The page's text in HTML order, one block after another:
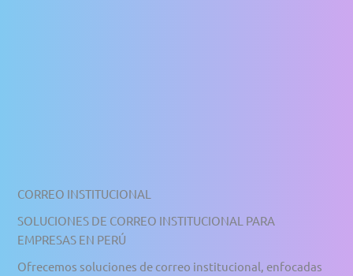
CORREO INSTITUCIONAL
SOLUCIONES DE CORREO INSTITUCIONAL PARA
EMPRESAS EN PERÚ
Ofrecemos soluciones de correo institucional, enfocadas